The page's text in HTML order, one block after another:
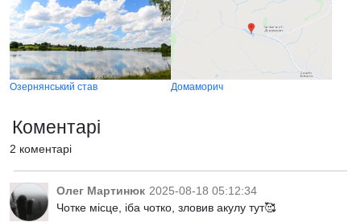
Озернянський став Домаморич
Коментарі
2 коментарі
Олег Мартинюк 2025-08-18 05:12:34
Чотке місце, іба чотко, зловив акулу тут🥰